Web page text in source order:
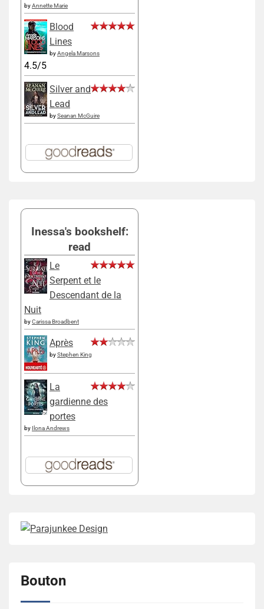
byAnnette Marie
Blood
Lines
byAngela Marsons
4.5/5
Silver and
Lead
bySeanan McGuire
Inessa's bookshelf:
read
Le
Serpent et le
Descendant de la
Nuit
byCarissa Broadbent
Après
byStephen King
La
gardienne des
portes
by Ilona Andrews
Bouton